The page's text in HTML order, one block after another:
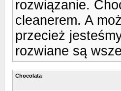
rozwiązanie.
cleanerem. A
przecież
rozwiane są
Chocolata